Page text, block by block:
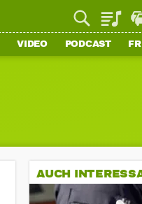
Playlist
VIDEO PODCAST
AUCH